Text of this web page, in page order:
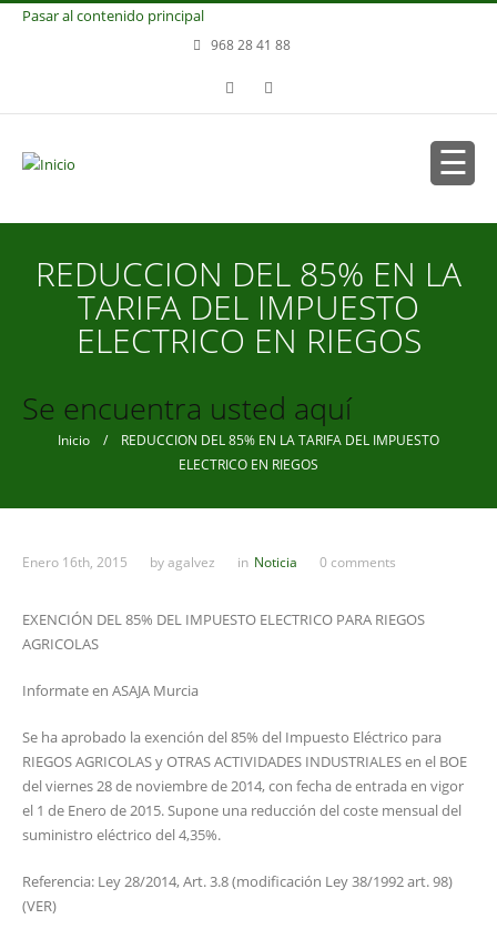
Pasar al contenido principal
968 28 41 88
REDUCCION DEL 85% EN LA
TARIFA DEL IMPUESTO
ELECTRICO EN RIEGOS
Se encuentra usted aquí
Inicio / REDUCCION DEL 85% EN LA TARIFA DEL IMPUESTO
ELECTRICO EN RIEGOS
Enero 16th, 2015 byagalvez in Noticia 0 comments
EXENCIÓN DEL 85% DEL IMPUESTO ELECTRICO PARA RIEGOS
AGRICOLAS
Informate en ASAJA Murcia
Se ha aprobado la exención del 85% del Impuesto Eléctrico para
RIEGOS AGRICOLAS y OTRAS ACTIVIDADES INDUSTRIALES en el BOE
del viernes 28 de noviembre de 2014, con fecha de entrada en vigor
el 1 de Enero de 2015. Supone una reducción del coste mensual del
suministro eléctrico del 4,35%.
Referencia: Ley 28/2014, Art. 3.8 (modificación Ley 38/1992 art. 98)
(VER)